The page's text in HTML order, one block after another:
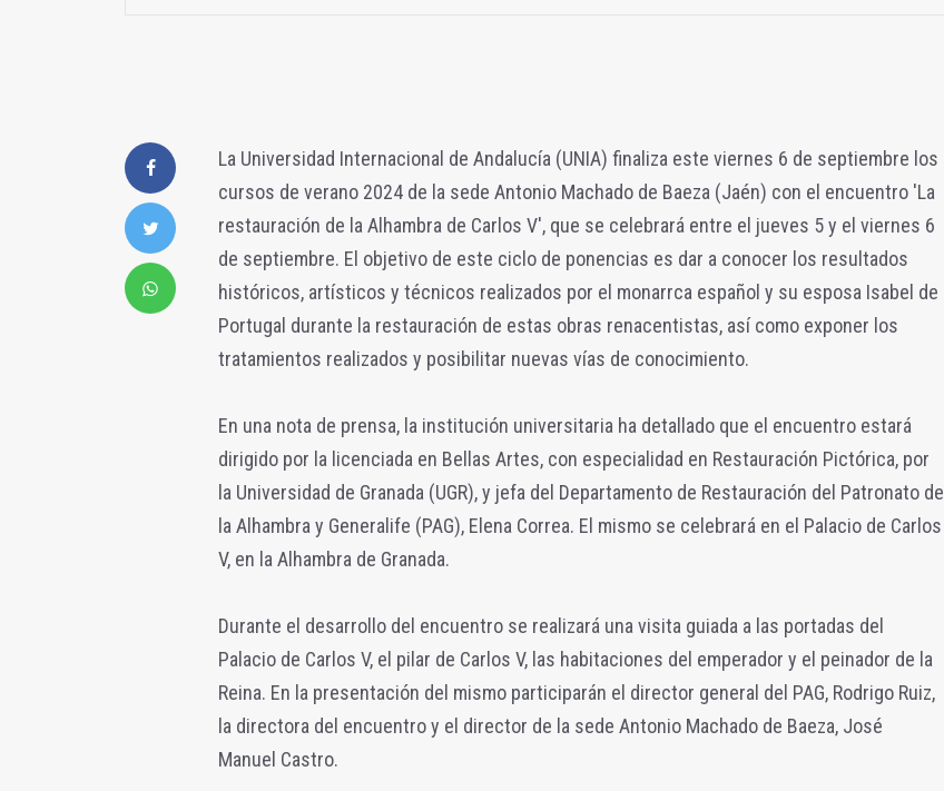
La Universidad Internacional de Andalucía (UNIA) finaliza este viernes 6 de septiembre los
cursos de verano 2024 de la sede Antonio Machado de Baeza (Jaén) con el encuentro 'La
restauración de la Alhambra de Carlos V', que se celebrará entre el jueves 5 y el viernes 6
de septiembre. El objetivo de este ciclo de ponencias es dar a conocer los resultados
históricos, artísticos y técnicos realizados por el monarrca español y su esposa Isabel de
Portugal durante la restauración de estas obras renacentistas, así como exponer los
tratamientos realizados y posibilitar nuevas vías de conocimiento.
En una nota de prensa, la institución universitaria ha detallado que el encuentro estará
dirigido por la licenciada en Bellas Artes, con especialidad en Restauración Pictórica, por
la Universidad de Granada (UGR), y jefa del Departamento de Restauración del Patronato de
la Alhambra y Generalife (PAG), Elena Correa. El mismo se celebrará en el Palacio de Carlos
V, en la Alhambra de Granada.
Durante el desarrollo del encuentro se realizará una visita guiada a las portadas del
Palacio de Carlos V, el pilar de Carlos V, las habitaciones del emperador y el peinador de la
Reina. En la presentación del mismo participarán el director general del PAG, Rodrigo Ruiz,
la directora del encuentro y el director de la sede Antonio Machado de Baeza, José
Manuel Castro.